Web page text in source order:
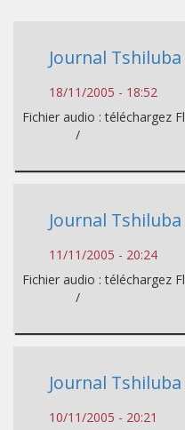
Journal Tshiluba
18/11/2005 - 18:52
Fichier audio : téléchargez
/
Journal Tshiluba
11/11/2005 - 20:24
Fichier audio : téléchargez
/
Journal Tshiluba
10/11/2005 - 20:21